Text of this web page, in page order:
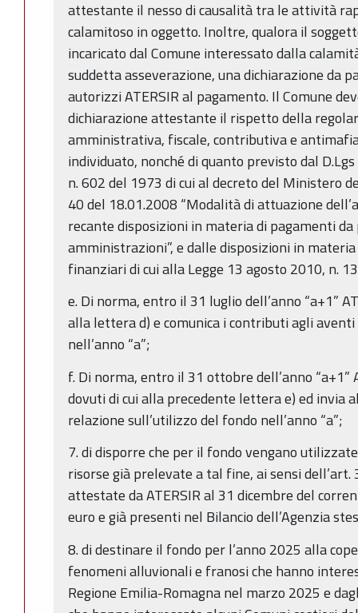
attestante il nesso di causalità tra le attività
calamitoso in oggetto. Inoltre, qualora il
incaricato dal Comune interessato dalla
suddetta asseverazione, una dichiarazione da
autorizzi ATERSIR al pagamento. Il Comune
dichiarazione attestante il rispetto della
amministrativa, fiscale, contributiva e
individuato, nonché di quanto previsto dal
n. 602 del 1973 di cui al decreto del Ministero
40 del 18.01.2008 “Modalità di attuazione
recante disposizioni in materia di pagamenti
amministrazioni”, e dalle disposizioni in
finanziari di cui alla Legge 13 agosto 2010, n.
e. Di norma, entro il 31 luglio dell’anno “a+1”
alla lettera d) e comunica i contributi agli
nell’anno “a”;
f. Di norma, entro il 31 ottobre dell’anno “a+1”
dovuti di cui alla precedente lettera e) ed invia
relazione sull’utilizzo del fondo nell’anno “a”;
7. di disporre che per il fondo vengano
risorse già prelevate a tal fine, ai sensi dell’art.
attestate da ATERSIR al 31 dicembre del
euro e già presenti nel Bilancio dell’Agenzia
8. di destinare il fondo per l’anno 2025 alla
fenomeni alluvionali e franosi che hanno
Regione Emilia-Romagna nel marzo 2025 e